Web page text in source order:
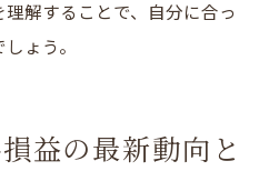
解することで、自分に合っ
ょう。
益の最新動向と